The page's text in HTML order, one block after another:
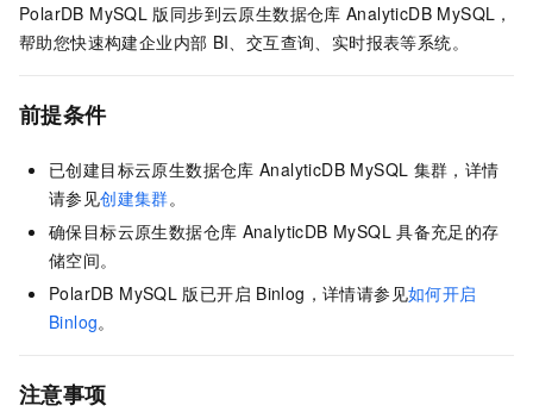
PolarDB MySQL 版同步到云原生数据仓库 AnalyticDB MySQL ，
帮助您快速构建企业内部 BI、交互查询、实时报表等系统。
前提条件
已创建目标云原生数据仓库 AnalyticDB MySQL 集群，详情
请参见创建集群。
确保目标云原生数据仓库 AnalyticDB MySQL 具备充足的存
储空间。
PolarDB MySQL 版已开启 Binlog，详情请参见如何开启
Binlog。
注意事项